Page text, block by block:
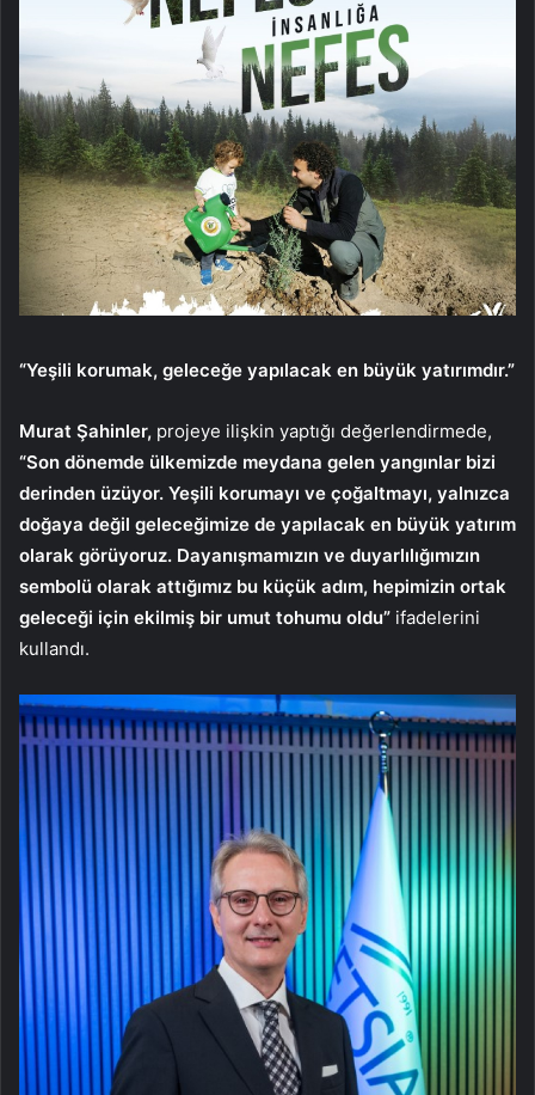
“Yeşili korumak, geleceğe yapılacak en büyük yatırımdır.”
Murat Şahinler, projeye ilişkin yaptığı değerlendirmede,
“Son dönemde ülkemizde meydana gelen yangınlar bizi
derinden üzüyor. Yeşili korumayı ve çoğaltmayı, yalnızca
doğaya değil geleceğimize de yapılacak en büyük yatırım
olarak görüyoruz. Dayanışmamızın ve duyarlılığımızın
sembolü olarak attığımız bu küçük adım, hepimizin ortak
geleceği için ekilmiş bir umut tohumu oldu” ifadelerini
kullandı.